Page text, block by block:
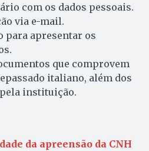
com os dados pessoais.
via e-mail.
para apresentar os
que comprovem
italiano, além dos
instituição.
da apreensão da CNH